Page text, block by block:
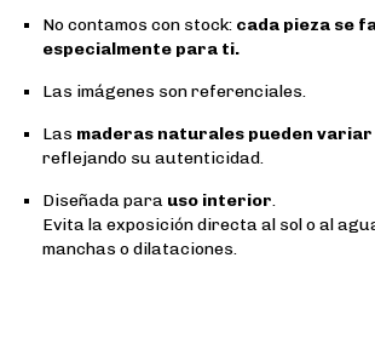
No contamos con stock: cada pieza se
especialmente para ti.
Las imágenes son referenciales.
Las maderas naturales pueden
reflejando su autenticidad.
Diseñada para uso interior.
Evita la exposición directa al sol o al
manchas o dilataciones.